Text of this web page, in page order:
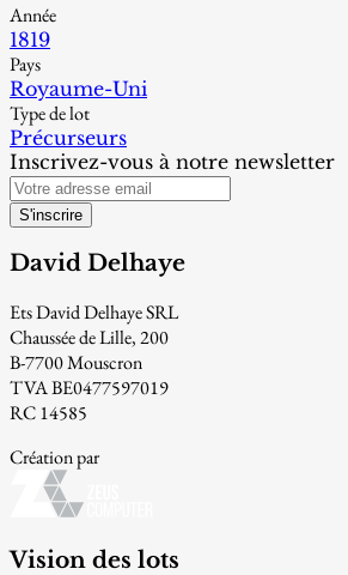
Année
1819
Pays
Royaume-Uni
Type de lot
Précurseurs
Inscrivez-vous à notre newsletter
S'inscrire
David Delhaye
Ets David Delhaye SRL
Chaussée de Lille, 200
B-7700 Mouscron
TVA BE0477597019
RC 14585
Création par
Vision des lots